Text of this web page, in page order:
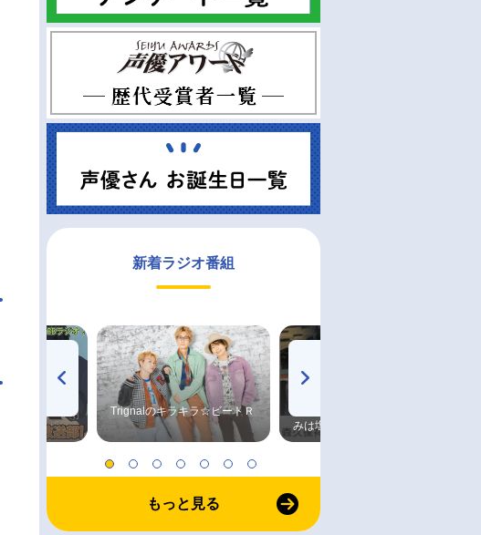
新着ラジオ番組
Trignalのキラキラ☆ビートＲ
みは塩だけ
もっと見る